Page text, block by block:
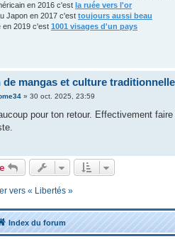
en 2016 c'est la ruée vers l'or
Japon en 2017 c'est toujours aussi beau
en 2019 c'est 1001 visages d'un pays
de mangas et culture
» 30 oct. 2025, 23:59
pour ton retour. Effectivement
vers « Libertés »
Index du forum